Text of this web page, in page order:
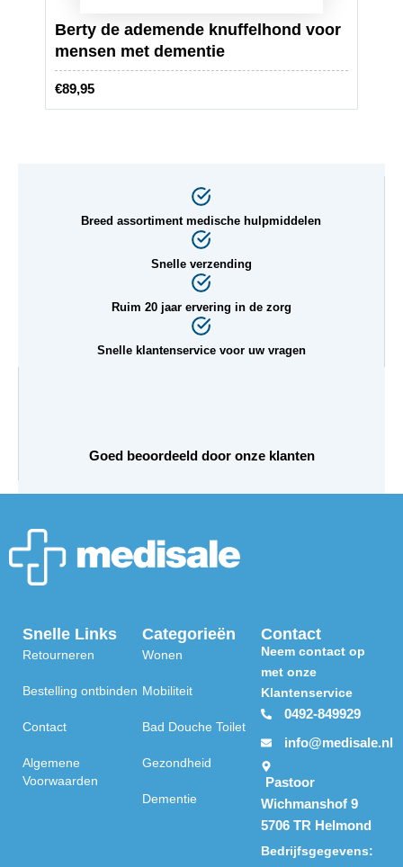
Berty de ademende knuffelhond voor
mensen met dementie
€89,95
Breed assortiment medische hulpmiddelen
Snelle verzending
Ruim 20 jaar ervering in de zorg
Snelle klantenservice voor uw vragen
Goed beoordeeld door onze klanten
Snelle Links
Retourneren
Bestelling ontbinden
Contact
Algemene
Voorwaarden
Categorieën
Wonen
Mobiliteit
Bad Douche Toilet
Gezondheid
Dementie
Contact
Neem contact op
met onze
Klantenservice
0492-849929
info@medisale.nl
Pastoor
Wichmanshof 9
5706 TR Helmond
Bedrijfsgegevens: